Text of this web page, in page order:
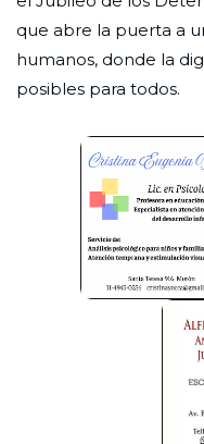
que abre la puerta a
humanos, donde la
posibles para todos.